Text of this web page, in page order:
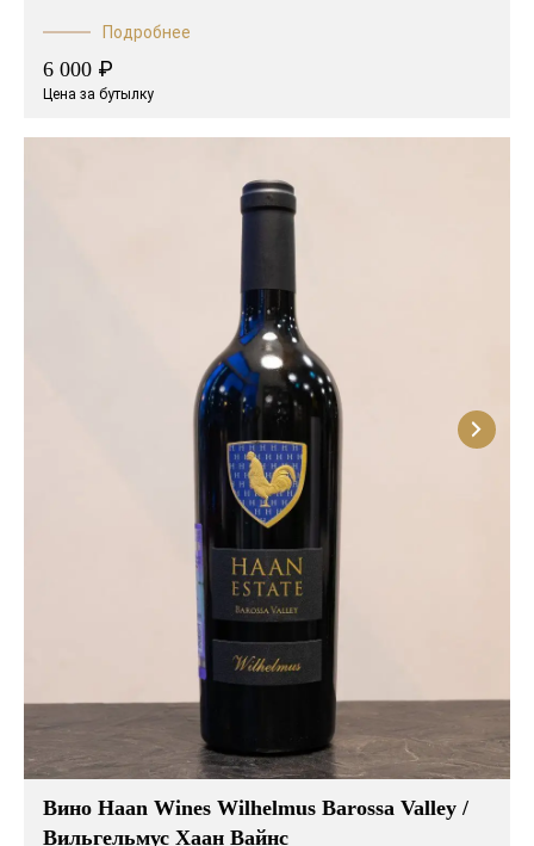
Подробнее
6 000 ₽
Цена за бутылку
Вино Haan Wines Wilhelmus Barossa Valley /
Вильгельмус Хаан Вайнс